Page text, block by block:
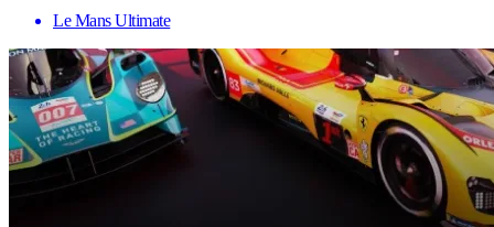
Le Mans Ultimate